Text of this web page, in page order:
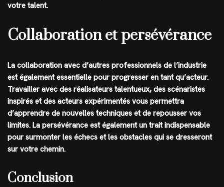
votre talent.
Collaboration et persévérance
La collaboration avec d’autres professionnels de l’industrie
est également essentielle pour progresser en tant qu’acteur.
Travailler avec des réalisateurs talentueux, des scénaristes
inspirés et des acteurs expérimentés vous permettra
d’apprendre de nouvelles techniques et de repousser vos
limites. La persévérance est également un trait indispensable
pour surmonter les échecs et les obstacles qui se dresseront
sur votre chemin.
Conclusion